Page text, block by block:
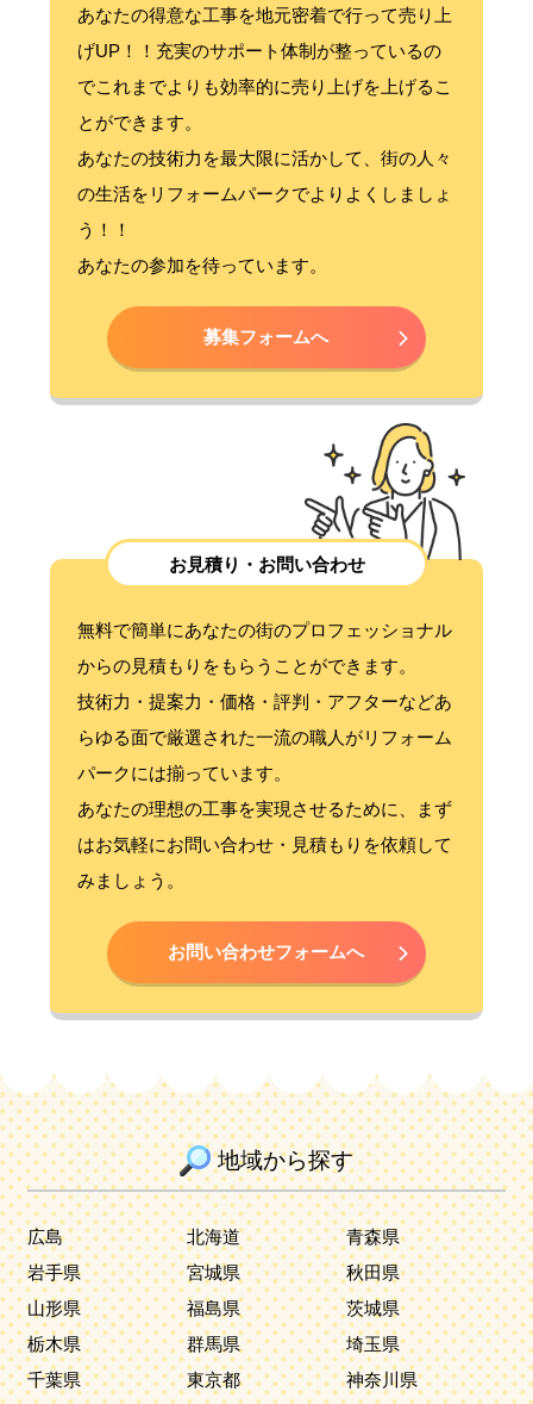
あなたの得意な工事を地元密着で行って売り上
げUP！！充実のサポート体制が整っているの
でこれまでよりも効率的に売り上げを上げるこ
とができます。
あなたの技術力を最大限に活かして、街の人々
の生活をリフォームパークでよりよくしましょ
う！！
あなたの参加を待っています。
募集フォームへ
お見積り・お問い合わせ
無料で簡単にあなたの街のプロフェッショナル
からの見積もりをもらうことができます。
技術力・提案力・価格・評判・アフターなどあ
らゆる面で厳選された一流の職人がリフォーム
パークには揃っています。
あなたの理想の工事を実現させるために、まず
はお気軽にお問い合わせ・見積もりを依頼して
みましょう。
お問い合わせフォームへ
地域から探す
広島 北海道
青森県
岩手県
宮城県
秋田県
山形県
福島県
茨城県
栃木県
群馬県
埼玉県
千葉県
東京都
神奈川県